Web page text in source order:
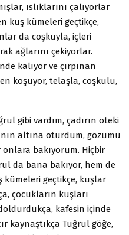
ıslıklarını çalıyorlar
kuş kümeleri geçtikçe,
da coşkuyla, içleri
ağlarını çekiyorlar.
kalıyor ve çırpınan
koşuyor, telaşla, coşkulu,
gibi vardım, çadırın öteki
altına oturdum, gözümü
bakıyorum. Hiçbir
da bana bakıyor, hem de
kümeleri geçtikçe, kuşlar
çocukların kuşları
kafesin içinde
kaynaştıkça Tuğrul göğe,